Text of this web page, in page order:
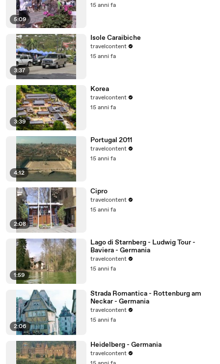
5:09
15 anni fa
3:37
Isole Caraibiche
travelcontent
15 anni fa
3:39
Korea
travelcontent
15 anni fa
4:12
Portugal 2011
travelcontent
15 anni fa
2:08
Cipro
travelcontent
15 anni fa
1:59
Lago di Starnberg - Ludwig Tour -
Baviera - Germania
travelcontent
15 anni fa
2:06
Strada Romantica - Rottenburg am
Neckar - Germania
travelcontent
15 anni fa
Heidelberg - Germania
travelcontent